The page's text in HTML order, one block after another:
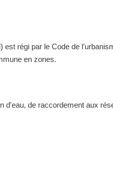
régi par le Code de
en zones.
d'eau, de raccordement aux